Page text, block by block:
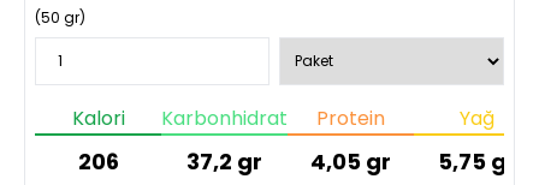
(50 gr)
Kalori
206
Karbonhidrat
37,2 gr
Protein
4,05 gr
Yağ
5,75 gr